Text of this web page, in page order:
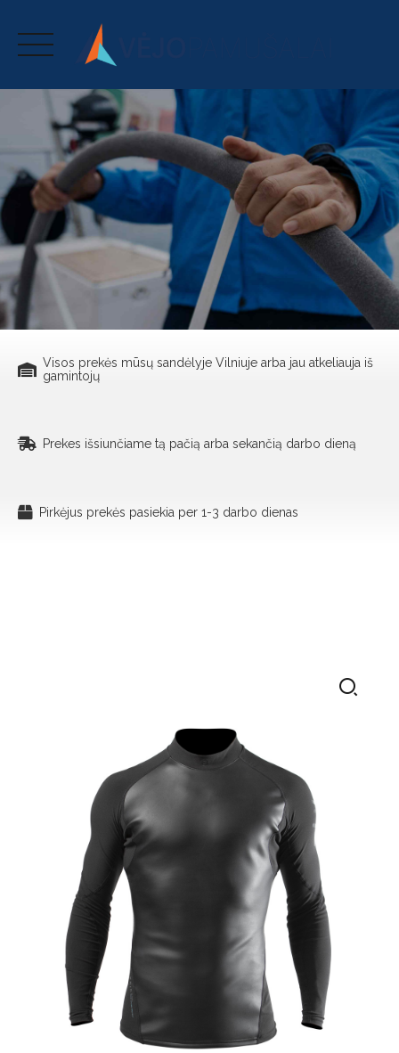
Visos prekės mūsų sandėlyje Vilniuje arba jau atkeliauja iš
gamintojų
Prekes išsiunčiame tą pačią arba sekančią darbo dieną
Pirkėjus prekės pasiekia per 1-3 darbo dienas